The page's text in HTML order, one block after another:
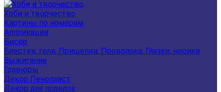
Хоби и творчество
Картины по номерам
Аппликации
Бисер
Блестки, гели, Прищепки, Проволока, Глазки, носики
Выжигание
Гравюры
Декор Пенопласт
Декор для поделок